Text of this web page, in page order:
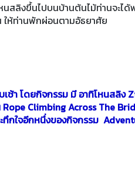
นสลิงขึ้นไปบนบ้านต้นไม้ท่านจะได้
ให้ท่านพักผ่อนตามอัธยาศัย
ช้า โดยกิจกรรม มี อาทิโหนสลิง
Climbing Across The
ะทึกใจอีกหนึ่งของกิจกรรม